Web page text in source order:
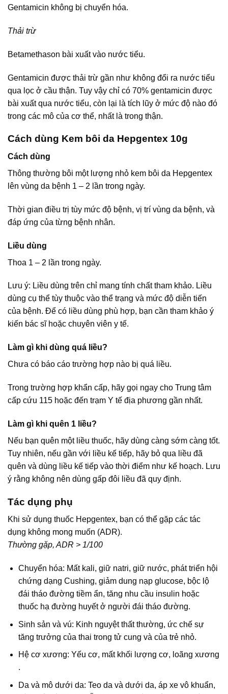
Gentamicin không bị chuyển hóa.
Thải trừ
Betamethason bài xuất vào nước tiểu.
Gentamicin được thải trừ gần như không đổi ra nước tiểu
qua lọc ở cầu thận. Tuy vậy chỉ có 70% gentamicin được
bài xuất qua nước tiểu, còn lại là tích lũy ở mức độ nào đó
trong các mô của cơ thể, nhất là trong thận.
Cách dùng Kem bôi da Hepgentex 10g
Cách dùng
Thông thường bôi một lượng nhỏ kem bôi da Hepgentex
lên vùng da bệnh 1 – 2 lần trong ngày.
Thời gian điều trị tùy mức độ bệnh, vị trí vùng da bệnh, và
đáp ứng của từng bệnh nhân.
Liều dùng
Thoa 1 – 2 lần trong ngày.
Lưu ý: Liều dùng trên chỉ mang tính chất tham khảo. Liều
dùng cụ thể tùy thuộc vào thể trạng và mức độ diễn tiến
của bệnh. Để có liều dùng phù hợp, bạn cần tham khảo ý
kiến bác sĩ hoặc chuyên viên y tế.
Làm gì khi dùng quá liều?
Chưa có báo cáo trường hợp nào bị quá liều.
Trong trường hợp khẩn cấp, hãy gọi ngay cho Trung tâm
cấp cứu 115 hoặc đến trạm Y tế địa phương gần nhất.
Làm gì khi quên 1 liều?
Nếu bạn quên một liều thuốc, hãy dùng càng sớm càng tốt.
Tuy nhiên, nếu gần với liều kế tiếp, hãy bỏ qua liều đã
quên và dùng liều kế tiếp vào thời điểm như kế hoạch. Lưu
ý rằng không nên dùng gấp đôi liều đã quy định.
Tác dụng phụ
Khi sử dụng thuốc Hepgentex, bạn có thể gặp các tác
dụng không mong muốn (ADR).
Thường gặp, ADR > 1/100
Chuyển hóa: Mất kali, giữ natri, giữ nước, phát triển hội
chứng dạng Cushing, giảm dung nạp glucose, bộc lộ
đái tháo đường tiềm ẩn, tăng nhu cầu insulin hoặc
thuốc hạ đường huyết ở người đái tháo đường.
Sinh sản và vú: Kinh nguyệt thất thường, ức chế sự
tăng trưởng của thai trong tử cung và của trẻ nhỏ.
Hệ cơ xương: Yếu cơ, mất khối lượng cơ, loãng xương
.
Da và mô dưới da: Teo da và dưới da, áp xe vô khuẩn,